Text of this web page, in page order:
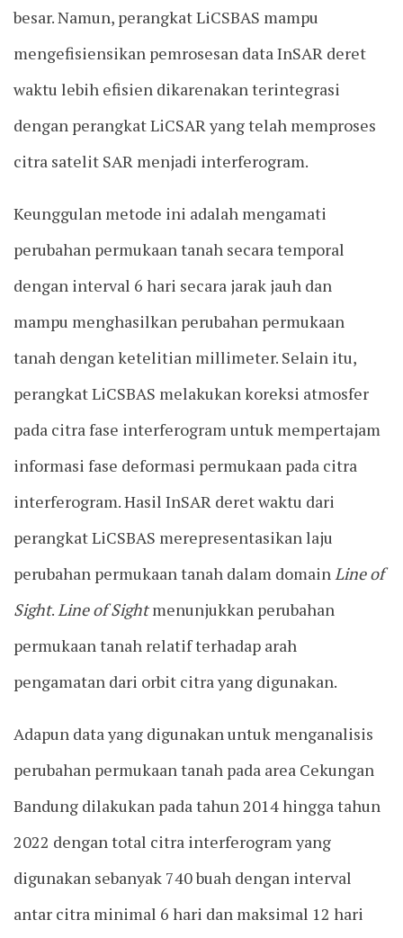
besar. Namun, perangkat LiCSBAS mampu
mengefisiensikan pemrosesan data InSAR deret
waktu lebih efisien dikarenakan terintegrasi
dengan perangkat LiCSAR yang telah memproses
citra satelit SAR menjadi interferogram.
Keunggulan metode ini adalah mengamati
perubahan permukaan tanah secara temporal
dengan interval 6 hari secara jarak jauh dan
mampu menghasilkan perubahan permukaan
tanah dengan ketelitian millimeter. Selain itu,
perangkat LiCSBAS melakukan koreksi atmosfer
pada citra fase interferogram untuk mempertajam
informasi fase deformasi permukaan pada citra
interferogram. Hasil InSAR deret waktu dari
perangkat LiCSBAS merepresentasikan laju
perubahan permukaan tanah dalam domainLine of
Sight.Line of Sightmenunjukkan perubahan
permukaan tanah relatif terhadap arah
pengamatan dari orbit citra yang digunakan.
Adapun data yang digunakan untuk menganalisis
perubahan permukaan tanah pada area Cekungan
Bandung dilakukan pada tahun 2014 hingga tahun
2022 dengan total citra interferogram yang
digunakan sebanyak 740 buah dengan interval
antar citra minimal 6 hari dan maksimal 12 hari